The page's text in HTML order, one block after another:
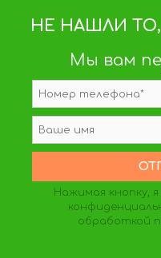
НЕ НАШЛИ
Мы вам
Нажимая кнопку,
обработкой